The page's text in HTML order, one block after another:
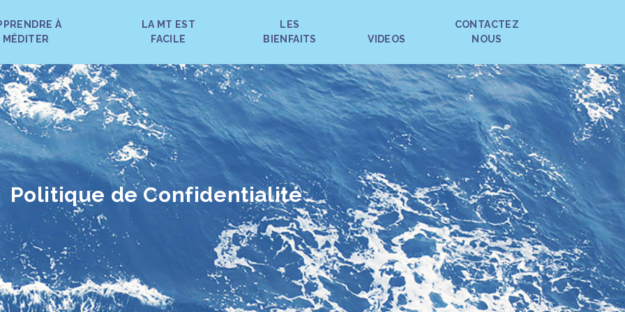
À
MÉDITER
LA MT EST
FACILE
LES
BIENFAITS
VIDEOS
CONTACTEZ
NOUS
Politique de Confidentialité